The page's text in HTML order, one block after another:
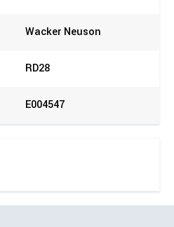
Wacker Neuson
RD28
E004547